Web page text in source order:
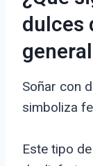
dulces
Soñar con
simboliza
Este tipo